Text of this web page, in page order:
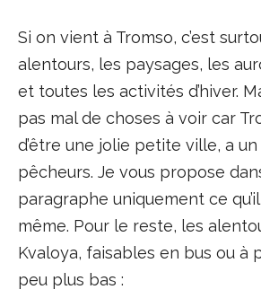
Si on vient à Tromso, c’est
alentours, les paysages, les
et toutes les activités d’hiver.
pas mal de choses à voir car
d’être une jolie petite ville, a
pêcheurs. Je vous propose
paragraphe uniquement ce
même. Pour le reste, les
Kvaloya, faisables en bus ou à
peu plus bas :